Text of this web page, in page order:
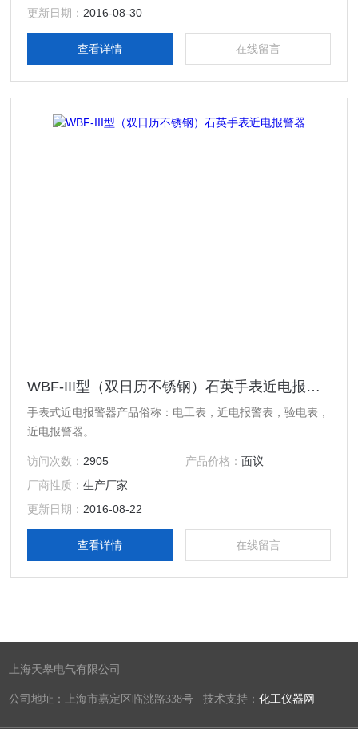
使用，证明具有保证人身安全的作用，产生了良好的经济效
应。
更新日期： 2016-08-30
查看详情 在线留言
WBF-III型（双日历不锈钢）石英手表近电报警器
手表式近电报警器产品俗称：电工表，近电报警表，验电表，
近电报警器。
访问次数： 2905 产品价格： 面议
厂商性质：生产厂家
更新日期： 2016-08-22
查看详情 在线留言
上海天皋电气有限公司
公司地址：上海市嘉定区临洮路338号 技术支持：化工仪器网